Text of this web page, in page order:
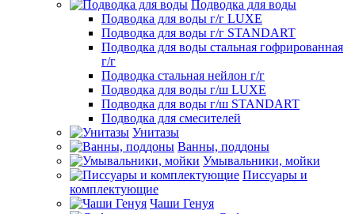
Подводка для воды
Подводка для воды г/г LUXE
Подводка для воды г/г STANDART
Подводка для воды стальная гофрированная
г/г
Подводка стальная нейлон г/г
Подводка для воды г/ш LUXE
Подводка для воды г/ш STANDART
Подводка для смесителей
Унитазы
Ванны, поддоны
Умывальники, мойки
Писсуары и
комплектующие
Чаши Генуя